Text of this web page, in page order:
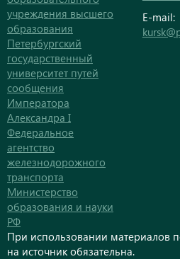
учреждения высшего
образования
Петербургский
государственный
университет путей
сообщения
Императора
Александра I
Федеральное
агентство
железнодорожного
транспорта
Министерство
образования и науки
РФ
E-mail:
При использовании материалов
на источник обязательна.